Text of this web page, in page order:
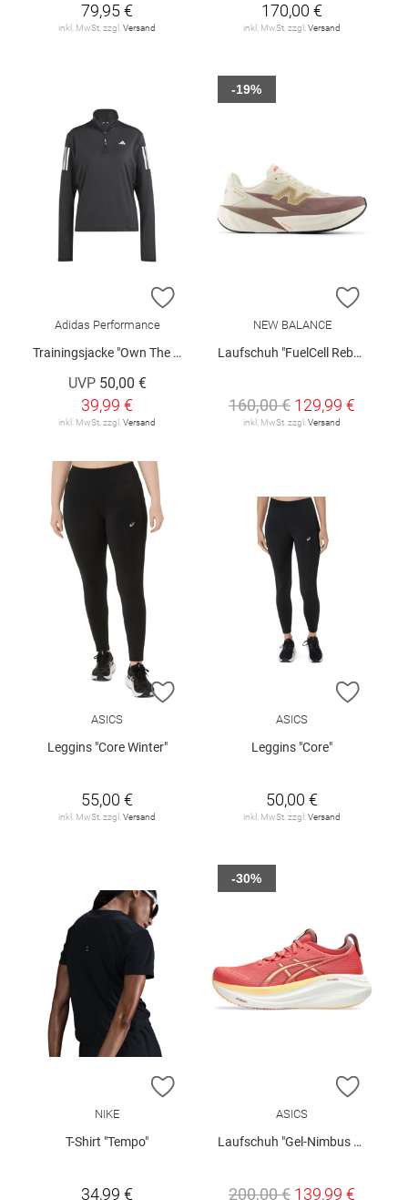
79,95 €
inkl. MwSt. zzgl.Versand
170,00 €
inkl. MwSt. zzgl.Versand
ZUR WUNSCHLISTE HINZUFÜGEN
Adidas Performance
Trainingsjacke "Own The Run"
UVP 50,00 €
39,99 €
inkl. MwSt. zzgl. Versand
ZUR
NEW BALANCE
Laufschuh "FuelCell Rebel v5 W"
160,00 € 129,99 €
inkl. MwSt. zzgl. Versand
-19%
ZUR WUNSCHLISTE HINZUFÜGEN
ASICS
Leggins "Core Winter"
55,00 €
inkl. MwSt. zzgl. Versand
ZUR
ASICS
Leggins "Core"
50,00 €
inkl. MwSt. zzgl. Versand
ZUR WUNSCHLISTE HINZUFÜGEN
NIKE
T-Shirt "Tempo"
34,99 €
ZUR
ASICS
Laufschuh "Gel-Nimbus 27" Damen
200,00 € 139,99 €
-30%